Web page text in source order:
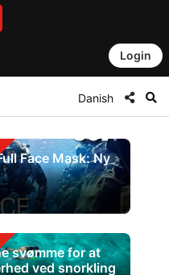
Login
Danish
Face Mask: Ny
svømme for at
ved snorkling